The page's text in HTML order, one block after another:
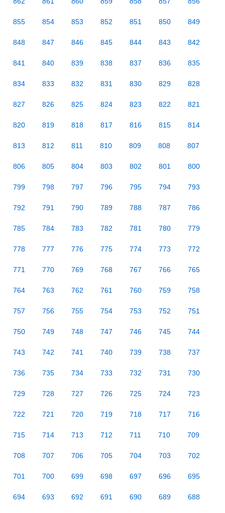
855 854 853 852 851 850 849
848 847 846 845 844 843 842
841 840 839 838 837 836 835
834 833 832 831 830 829 828
827 826 825 824 823 822 821
820 819 818 817 816 815 814
813 812 811 810 809 808 807
806 805 804 803 802 801 800
799 798 797 796 795 794 793
792 791 790 789 788 787 786
785 784 783 782 781 780 779
778 777 776 775 774 773 772
771 770 769 768 767 766 765
764 763 762 761 760 759 758
757 756 755 754 753 752 751
750 749 748 747 746 745 744
743 742 741 740 739 738 737
736 735 734 733 732 731 730
729 728 727 726 725 724 723
722 721 720 719 718 717 716
715 714 713 712 711 710 709
708 707 706 705 704 703 702
701 700 699 698 697 696 695
694 693 692 691 690 689 688